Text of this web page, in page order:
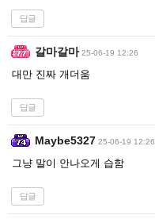
답글
갈마갈마 25-06-19 12:26
대만 진짜 개더움
답글
Maybe5327 25-06-19 12:26
그냥 말이 안나오게 습함
답글